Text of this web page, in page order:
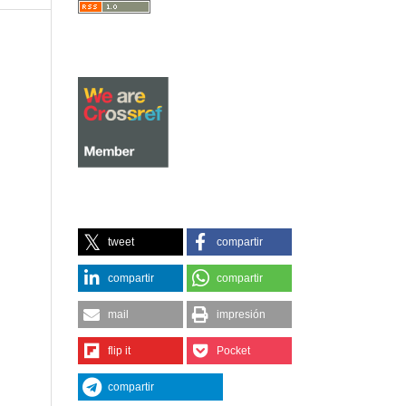
tweet compartir
compartir compartir
mail impresión
flip it Pocket
compartir